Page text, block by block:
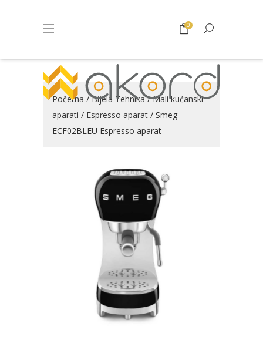
0
Početna /Bijela Tehnika/Mali kućanski
aparati / Espresso aparat / Smeg
ECF02BLEU Espresso aparat